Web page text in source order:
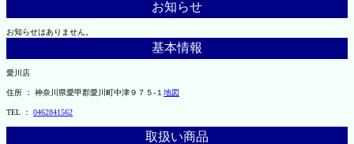
お知らせ
お知らせはありません。
基本情報
愛川店
住所 ： 神奈川県愛甲郡愛川町中津９７５-１ 地図
TEL ： 0462841562
取扱い商品